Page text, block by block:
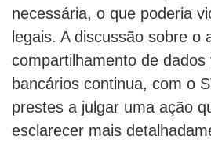
necessária, o que poderia
legais. A discussão sobre o
compartilhamento de dados
bancários continua, com o
prestes a julgar uma ação
esclarecer mais